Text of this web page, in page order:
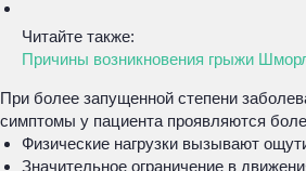
Читайте также:
Причины возникновения грыжи
При более запущенной степени
симптомы у пациента проявляются
Физические нагрузки вызывают
Значительное ограничение в